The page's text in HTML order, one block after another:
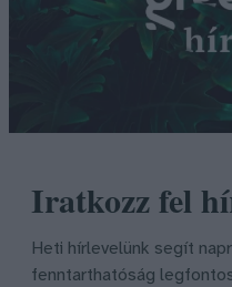
Iratkozz fel
Heti hírlevelünk segít
fenntarthatóság